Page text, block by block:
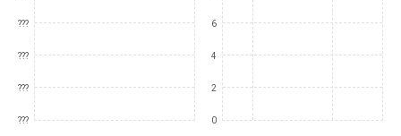
???
???
???
???
6
4
2
0